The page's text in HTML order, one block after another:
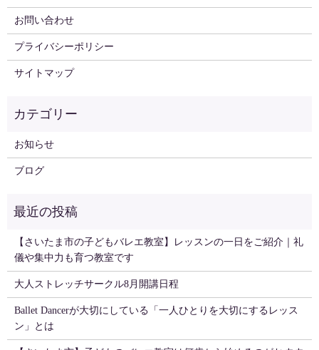
お問い合わせ
プライバシーポリシー
サイトマップ
お知らせ
ブログ
【さいたま市の子どもバレエ教室】レッスンの一日をご紹介｜礼
儀や集中力も育つ教室です
大人ストレッチサークル8月開講日程
Ballet Dancerが大切にしている「一人ひとりを大切にするレッス
ン」とは